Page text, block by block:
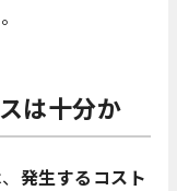
は十分か
発生するコスト